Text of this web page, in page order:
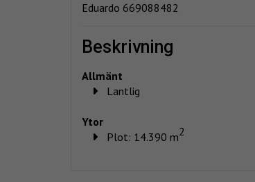
Eduardo 669088482
beskrivning
Allmänt
Lantlig
Ytor
Plot: 14.390 m2